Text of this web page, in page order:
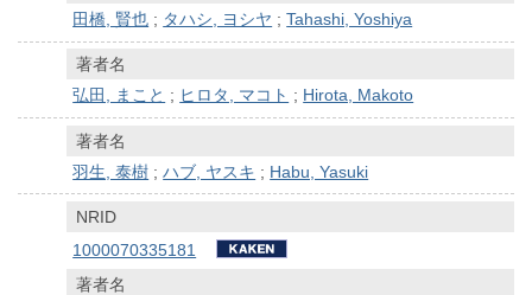
田橋, 賢也 ; タハシ, ヨシヤ ;Tahashi, Yoshiya
著者名
弘田, まこと ; ヒロタ, マコト ; Hirota, Makoto
著者名
羽生, 泰樹 ;ハブ, ヤスキ ; Habu, Yasuki
NRID
1000070335181
著者名